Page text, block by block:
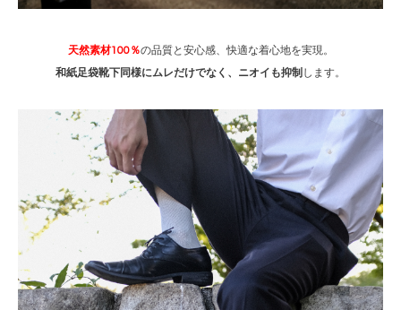
天然素材100％の品質と安心感、快適な着心地を実現。
和紙足袋靴下同様にムレだけでなく、ニオイも抑制 します。